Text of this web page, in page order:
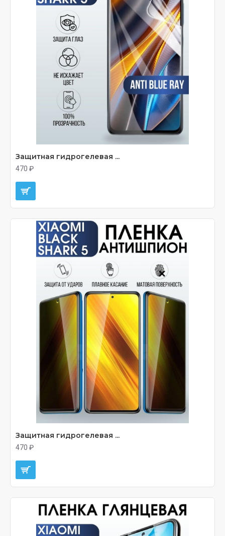
Защитная гидрогелевая ...
470 ₽
Защитная гидрогелевая ...
470 ₽